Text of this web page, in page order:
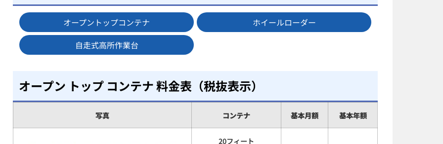
オープントップコンテナ
ホイールローダー
自走式高所作業台
オープン トップ コンテナ 料金表（税抜表示）
写真 コンテナ 基本月額 基本年額
20フィート